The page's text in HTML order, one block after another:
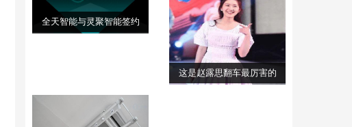
全天智能与灵聚智能签约
这是赵露思翻车最厉害的